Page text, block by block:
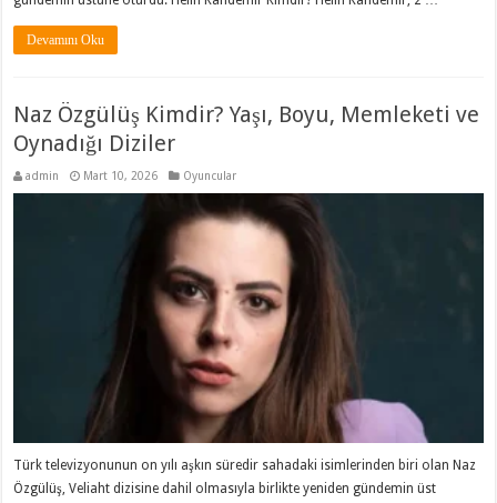
Devamını Oku
Naz Özgülüş Kimdir? Yaşı, Boyu, Memleketi ve
Oynadığı Diziler
admin Mart 10, 2026 Oyuncular
Türk televizyonunun on yılı aşkın süredir sahadaki isimlerinden biri olan Naz
Özgülüş, Veliaht dizisine dahil olmasıyla birlikte yeniden gündemin üst